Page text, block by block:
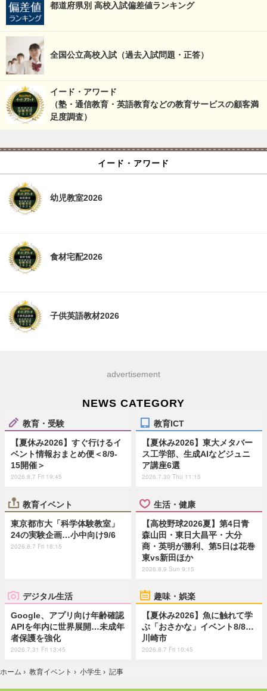
都道府県別 高校入試偏差値ランキング
全国公立高校入試（過去入試問題・正答）
イード・アワード
（塾・通信教育・英語教育などの教育サービスの顧客満
足度調査）
イード・アワード
幼児教室2026
食材宅配2026
子供英語教材2026
advertisement
NEWS CATEGORY
教育・受験
【夏休み2026】すぐ行けるイ
ベント情報おまとめ便＜8/9-
15開催＞
2026.8.7 Fri 19:45
教育ICT
【夏休み2026】東大メタバー
ス工学部、生成AIなどジュニ
ア講座6選
2026.7.30 Thu 11:15
教育イベント
東京都市大「科学体験教室」
24の実験企画…小中向け9/6
2026.8.7 Fri 18:15
生活・健康
【高校野球2026夏】第4日青
森山田・東日大昌平・大分
商・英明が勝利、第5日は花巻
東vs新田ほか
2026.8.9 Sun 9:15
デジタル生活
Google、アプリ向け年齢確認
APIを年内に世界展開…未成年
者保護を強化
2026.7.31 Fri 13:45
趣味・娯楽
【夏休み2026】魚に触れて学
ぶ「おさかな」イベント8/8…
川崎市
2026.8.7 Fri 10:45
ホーム › 教育イベント › 小学生 › 記事